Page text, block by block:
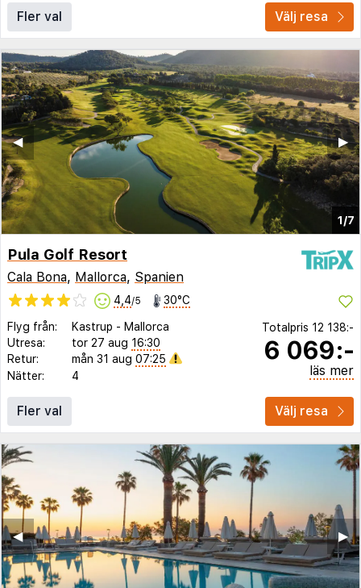
Fler val Välj resa
1/7
▶︎
◀︎
Pula Golf Resort
Cala Bona, Mallorca, Spanien
4,4/5 30°C
Flyg från: Kastrup - Mallorca
Utresa:
tor 27 aug 16:30
Retur:
mån 31 aug 07:25
Nätter:
4
Totalpris 12 138:-
6 069:-
läs mer
Fler val Välj resa
▶︎
◀︎